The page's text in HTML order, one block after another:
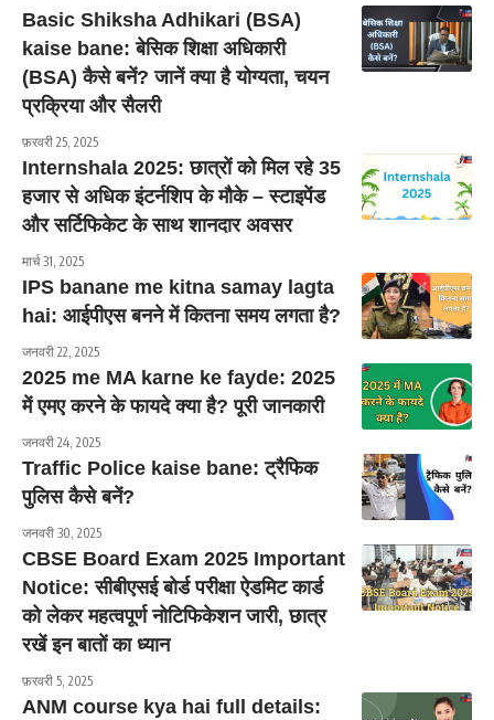
Basic Shiksha Adhikari (BSA)
kaise bane: बेसिक शिक्षा अधिकारी
(BSA) कैसे बनें? जानें क्या है योग्यता, चयन
प्रक्रिया और सैलरी
फ़रवरी 25, 2025
Internshala 2025: छात्रों को मिल रहे 35
हजार से अधिक इंटर्नशिप के मौके – स्टाइपेंड
और सर्टिफिकेट के साथ शानदार अवसर
मार्च 31, 2025
IPS banane me kitna samay lagta
hai: आईपीएस बनने में कितना समय लगता है?
जनवरी 22, 2025
2025 me MA karne ke fayde: 2025
में एमए करने के फायदे क्या है? पूरी जानकारी
जनवरी 24, 2025
Traffic Police kaise bane: ट्रैफिक
पुलिस कैसे बनें?
जनवरी 30, 2025
CBSE Board Exam 2025 Important
Notice: सीबीएसई बोर्ड परीक्षा ऐडमिट कार्ड
को लेकर महत्वपूर्ण नोटिफिकेशन जारी, छात्र
रखें इन बातों का ध्यान
फ़रवरी 5, 2025
ANM course kya hai full details: